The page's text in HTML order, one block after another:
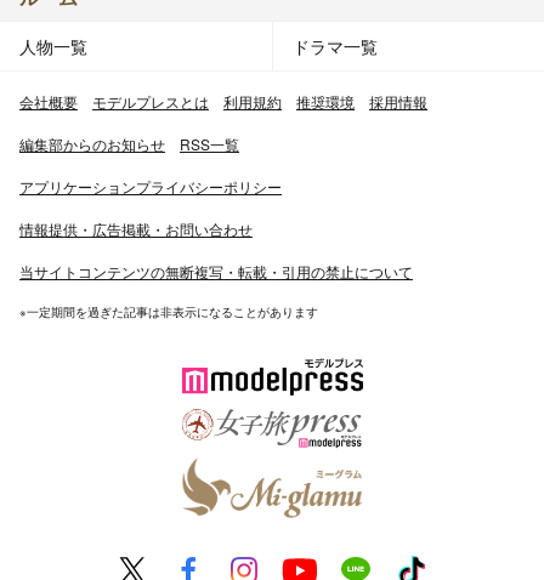
人物一覧 ドラマ一覧
会社概要 モデルプレスとは 利用規約 推奨環境 採用情報
編集部からのお知らせ RSS一覧
アプリケーションプライバシーポリシー
情報提供・広告掲載・お問い合わせ
当サイトコンテンツの無断複写・転載・引用の禁止について
※一定期間を過ぎた記事は非表示になることがあります